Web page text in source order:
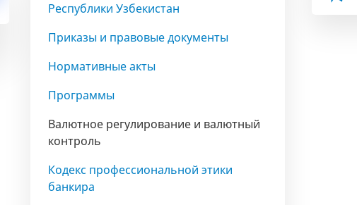
Республики Узбекистан
Приказы и правовые документы
Нормативные акты
Программы
Валютное регулирование и валютный
контроль
Кодекс профессиональной этики
банкира